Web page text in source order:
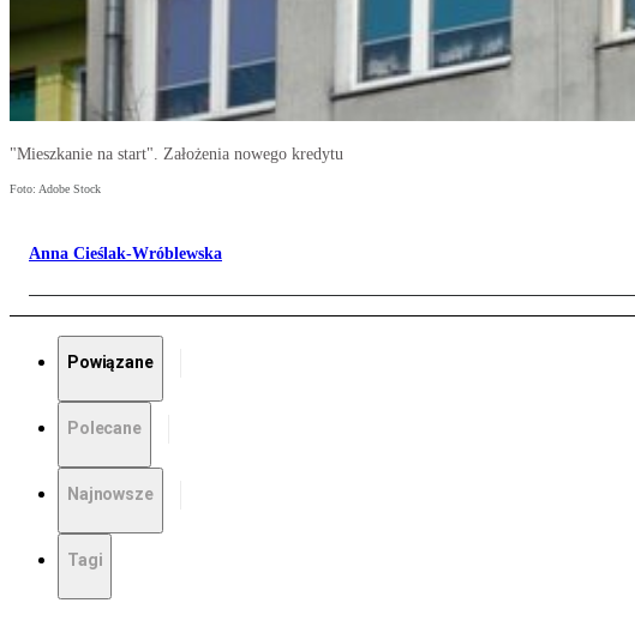
"Mieszkanie na start". Założenia nowego kredytu
Foto: Adobe Stock
Anna Cieślak-Wróblewska
Powiązane
Polecane
Najnowsze
Tagi